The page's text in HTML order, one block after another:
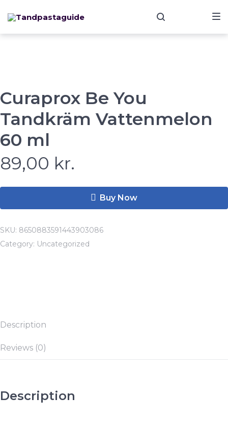
to
to
to
Curaprox Be You
Tandkräm Vattenmelon
60 ml
89,00 kr.
Buy Now
SKU: 8650883591443903086
Category: Uncategorized
Description
Reviews (0)
Description